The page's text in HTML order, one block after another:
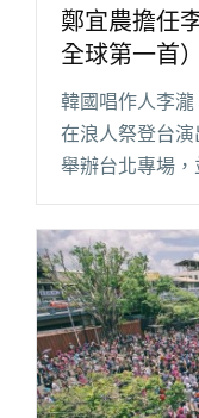
鄭宜農擔任
全球第一首
祢的面前〉
韓國唱作人李
在浪人祭登台
舉辦台北專場，
2024 年繼落日
一組台韓獨立
擔任李瀧專場
語韓文歌〈寬